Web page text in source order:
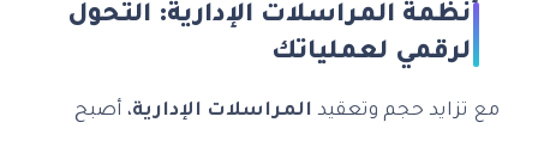
أنظمة المراسلات الإدارية: التحول
الرقمي لعملياتك
مع تزايد حجم وتعقيد المراسلات الإدارية، أصبح